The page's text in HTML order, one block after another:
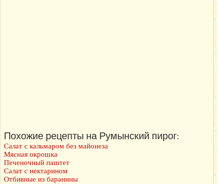
Похожие рецепты на Румынский пирог:
Салат с кальмаром без майонеза
Мясная окрошка
Печеночный паштет
Салат с нектарином
Отбивные из баранины